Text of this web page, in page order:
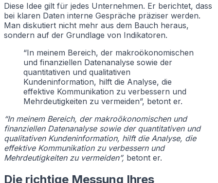
Diese Idee gilt für jedes Unternehmen. Er berichtet, dass
bei klaren Daten interne Gespräche präziser werden.
Man diskutiert nicht mehr aus dem Bauch heraus,
sondern auf der Grundlage von Indikatoren.
“In meinem Bereich, der makroökonomischen
und finanziellen Datenanalyse sowie der
quantitativen und qualitativen
Kundeninformation, hilft die Analyse, die
effektive Kommunikation zu verbessern und
Mehrdeutigkeiten zu vermeiden”, betont er.
“In meinem Bereich, der makroökonomischen und
finanziellen Datenanalyse sowie der quantitativen und
qualitativen Kundeninformation, hilft die Analyse, die
effektive Kommunikation zu verbessern und
Mehrdeutigkeiten zu vermeiden”, betont er.
Die richtige Messung Ihres